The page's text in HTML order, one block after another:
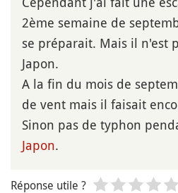
2ème semaine de
se préparait. Mais il n'est
Japon.
A la fin du mois de
de vent mais il faisait
Sinon pas de typhon
Japon.
Réponse utile ?